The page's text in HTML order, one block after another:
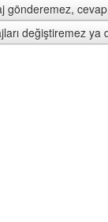
gönderemez,
değiştiremez ya